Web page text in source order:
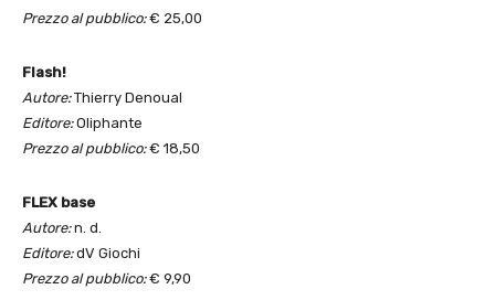
Prezzo al pubblico:€ 25,00
Flash!
Autore:Thierry Denoual
Editore:Oliphante
Prezzo al pubblico:€ 18,50
FLEX base
Autore:n. d.
Editore:dV Giochi
Prezzo al pubblico:€ 9,90